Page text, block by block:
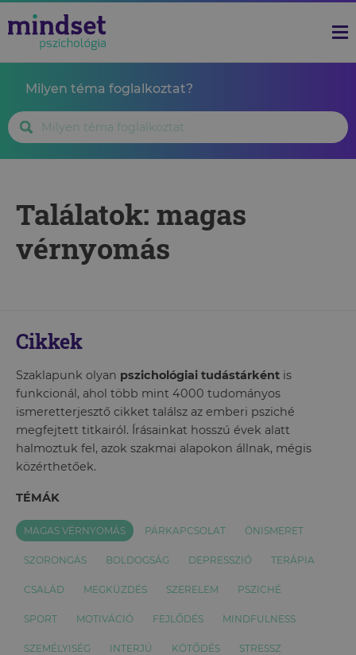
Milyen téma foglalkoztat?
Találatok: magas
vérnyomás
Cikkek
Szaklapunk olyan pszichológiai tudástárként is
funkcionál, ahol több mint 4000 tudományos
ismeretterjesztő cikket találsz az emberi psziché
megfejtett titkairól. Írásainkat hosszú évek alatt
halmoztuk fel, azok szakmai alapokon állnak, mégis
közérthetőek.
TÉMÁK
MAGAS VÉRNYOMÁS PÁRKAPCSOLAT ÖNISMERET
SZORONGÁS BOLDOGSÁG DEPRESSZIÓ TERÁPIA
CSALÁD MEGKÜZDÉS SZERELEM PSZICHÉ
SPORT MOTIVÁCIÓ FEJLŐDÉS MINDFULNESS
SZEMÉLYISÉG INTERJÚ KÖTŐDÉS STRESSZ